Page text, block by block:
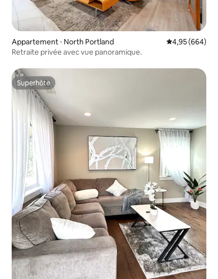
Appartement ⋅ North Portland Évaluation
4,95 (664)
Retraite privée avec vue panoramique.
Superhôte
Superhôte